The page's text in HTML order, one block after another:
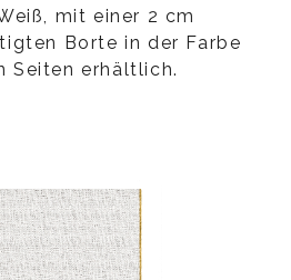
mit einer 2 cm
Borte in der Farbe
Seiten erhältlich.